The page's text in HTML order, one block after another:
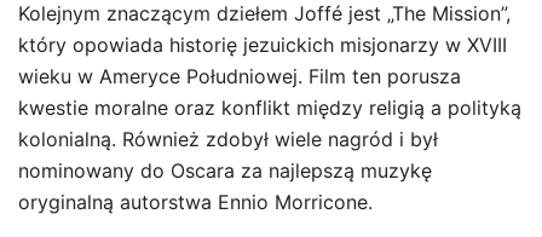
Kolejnym znaczącym dziełem Joffé jest „The Mission”,
który opowiada historię jezuickich misjonarzy w XVIII
wieku w Ameryce Południowej. Film ten porusza
kwestie moralne oraz konflikt między religią a polityką
kolonialną. Również zdobył wiele nagród i był
nominowany do Oscara za najlepszą muzykę
oryginalną autorstwa Ennio Morricone.